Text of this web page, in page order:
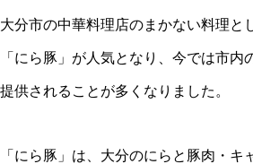
大分市の中華料理店のまかない料理と
「にら豚」が人気となり、今では市内
提供されることが多くなりました。
「にら豚」は、大分のにらと豚肉・キ